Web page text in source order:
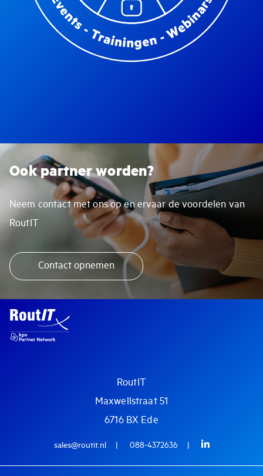
Ook partner worden?
Neem contact met ons op en ervaar de voordelen van
RoutIT
Contact opnemen
RoutIT
Maxwellstraat 51
6716 BX Ede
sales@routit.nl 088-4372636